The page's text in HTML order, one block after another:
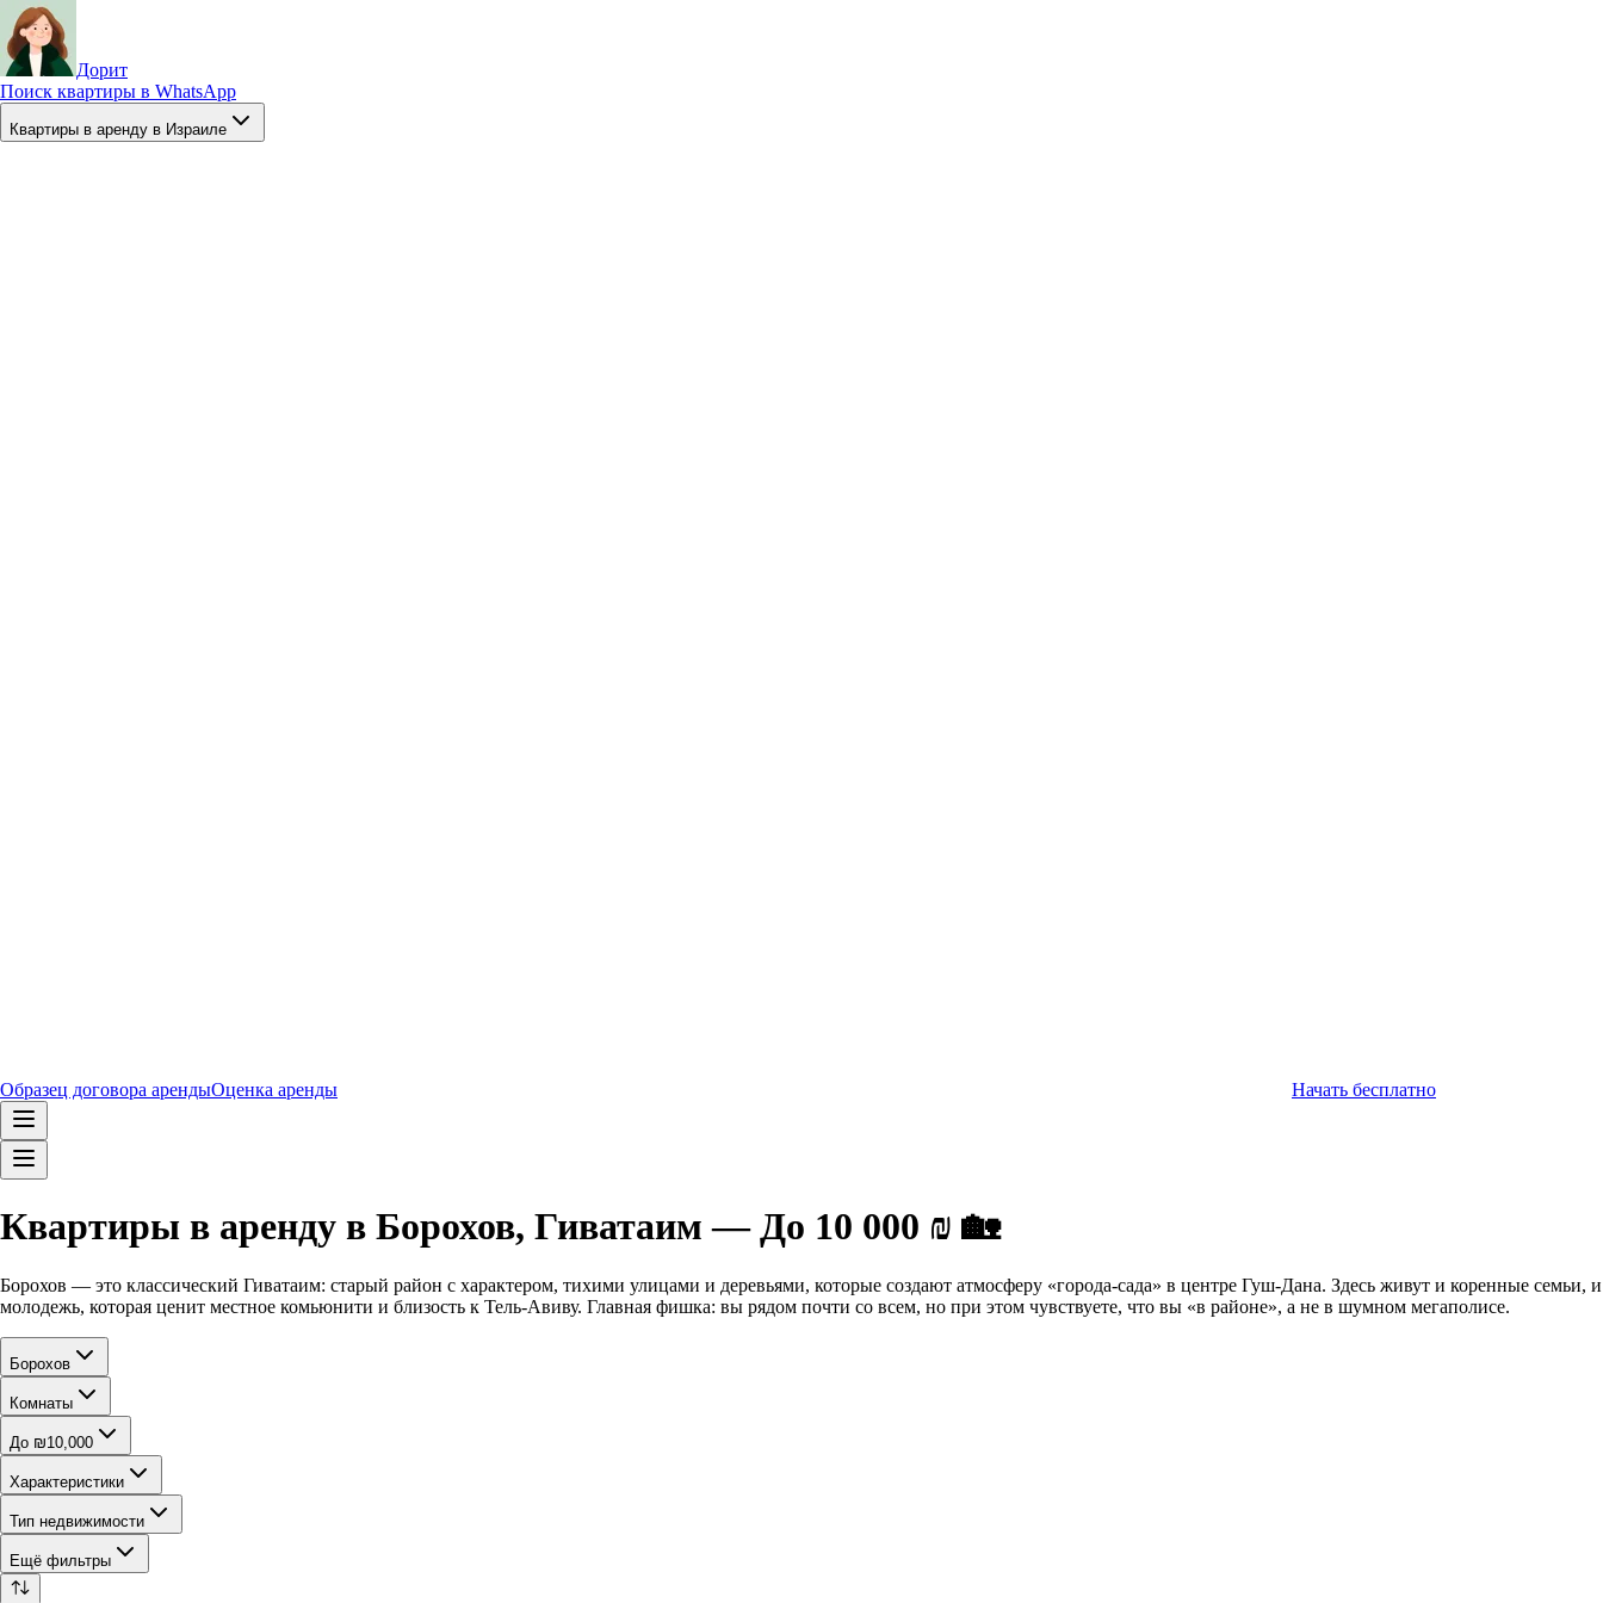
Дорит
Поиск квартиры в WhatsApp
Квартиры в аренду в Израиле
Образец договора арендыОценка аренды Начать бесплатно
Квартиры в аренду в Борохов, Гиватаим — До 10 000 ₪ 🏡
Борохов — это классический Гиватаим: старый район с характером, тихими улицами и деревьями, которые создают атмосферу «города-сада» в центре Гуш-Дана. Здесь живут и коренные семьи, и
молодежь, которая ценит местное комьюнити и близость к Тель-Авиву. Главная фишка: вы рядом почти со всем, но при этом чувствуете, что вы «в районе», а не в шумном мегаполисе.
Борохов
Комнаты
До ₪10,000
Характеристики
Тип недвижимости
Ещё фильтры